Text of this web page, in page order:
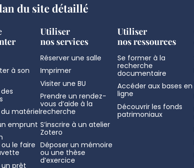
du site détaillé
à son
matériel
emprunt
le faire
prêt
Utiliser
nos services
Réserver une salle
Imprimer
Visiter une BU
Prendre un rendez-
vous d’aide à la
recherche
S’inscrire à un atelier
Zotero
Déposer un mémoire
ou une thèse
d’exercice
Utiliser
nos ressources
Se former à la
recherche
documentaire
Accéder aux bases en
ligne
Découvrir les fonds
patrimoniaux